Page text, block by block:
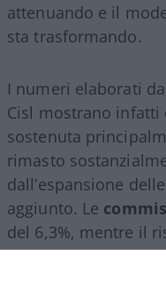
attenuando e il
sta trasformando.
I numeri elaborati
Cisl mostrano infatti
sostenuta
rimasto
dall’espansione
aggiunto. Le
del 6,3%, mentre il
assicurativa è